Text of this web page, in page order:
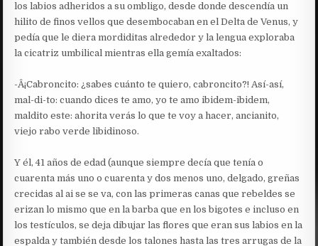
los labios adheridos a su ombligo, desde donde descendía un
hilito de finos vellos que desembocaban en el Delta de Venus, y
pedía que le diera mordiditas alrededor y la lengua exploraba
la cicatriz umbilical mientras ella gemía exaltados:
-Â¡Cabroncito: ¿sabes cuánto te quiero, cabroncito?! Así-así,
mal-di-to: cuando dices te amo, yo te amo ibidem-ibidem,
maldito este: ahorita verás lo que te voy a hacer, ancianito,
viejo rabo verde libidinoso.
Y él, 41 años de edad (aunque siempre decía que tenía o
cuarenta más uno o cuarenta y dos menos uno, delgado, greñas
crecidas al ai se se va, con las primeras canas que rebeldes se
erizan lo mismo que en la barba que en los bigotes e incluso en
los testículos, se deja dibujar las flores que eran sus labios en la
espalda y también desde los talones hasta las tres arrugas de la